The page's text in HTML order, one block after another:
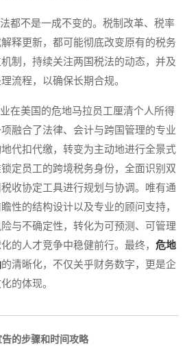
不是一成不变的。税制改革、税率
释更新，都可能彻底改变原有的税务
制，持续关注两国税法的动态，并及
流程，以确保长期合规。
美国的危地马拉员工厘清个人所得
融合了法律、会计与跨国管理的专业
代扣代缴，转变为主动地进行全景式
定员工的跨境税务身份，全面识别双
收协定工具进行规划与协调。唯有通
性的结构设计以及专业的顾问支持，
与不确定性，转化为可预测、可管理
的人才竞争中稳健前行。最终， 危地
的清晰化，不仅关乎财务数字，更是企
的体现。
的步骤和时间攻略